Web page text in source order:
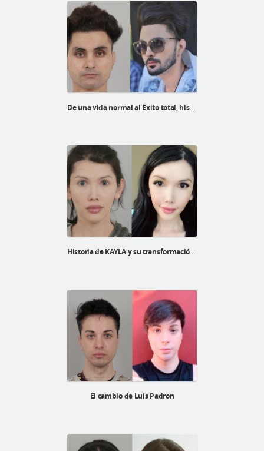
De una vida normal al Éxito total, historia de Bikramjit
El cambio de Luis Padron